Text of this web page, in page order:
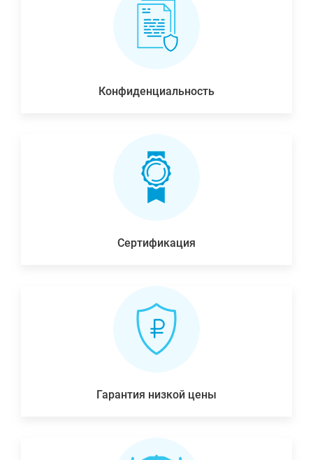
Конфиденциальность
Сертификация
Гарантия низкой цены